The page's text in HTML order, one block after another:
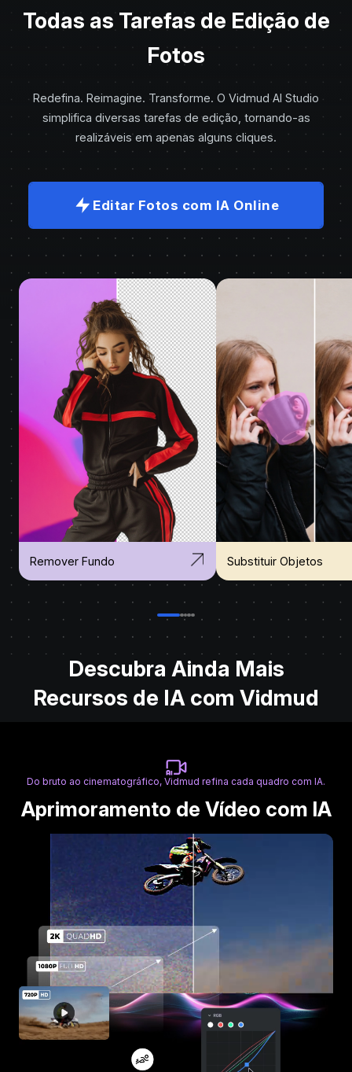
Todas as Tarefas de Edição de
Fotos
Redefina. Reimagine. Transforme. O Vidmud AI Studio
simplifica diversas tarefas de edição, tornando-as
realizáveis em apenas alguns cliques.
Editar Fotos com IA Online
Remover Fundo Substituir Objetos
Descubra Ainda Mais
Recursos de IA com Vidmud
Do bruto ao cinematográfico, Vidmud refina cada quadro com IA.
Aprimoramento de Vídeo com IA